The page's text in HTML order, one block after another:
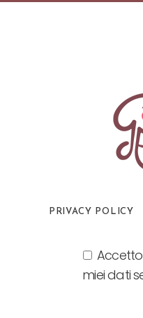
PRIVACY POLICY
miei dati